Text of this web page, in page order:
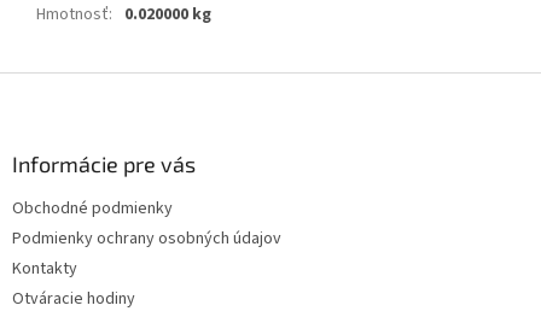
Hmotnosť: 0.020000 kg
Informácie pre vás
Obchodné podmienky
Podmienky ochrany osobných údajov
Kontakty
Otváracie hodiny